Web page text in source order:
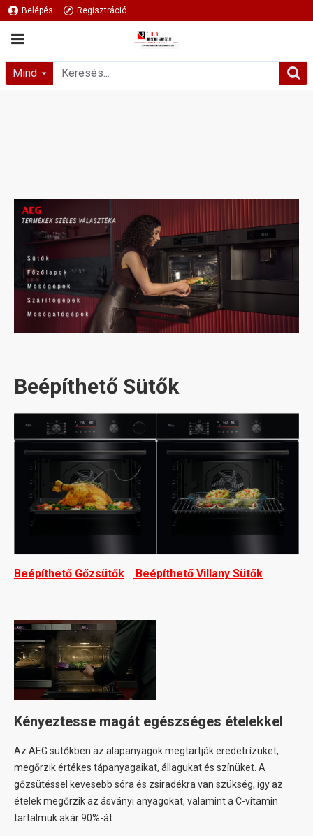
Belépés Regisztráció
Mind
Beépíthető Sütők
Beépíthető Gőzsütők Beépíthető Villany Sütők
Kényeztesse magát egészséges ételekkel
Az AEG sütőkben az alapanyagok megtartják eredeti ízüket,
megőrzik értékes tápanyagaikat, állagukat és színüket. A
gőzsütéssel kevesebb sóra és zsiradékra van szükség, így az
ételek megőrzik az ásványi anyagokat, valamint a C-vitamin
tartalmuk akár 90%-át.